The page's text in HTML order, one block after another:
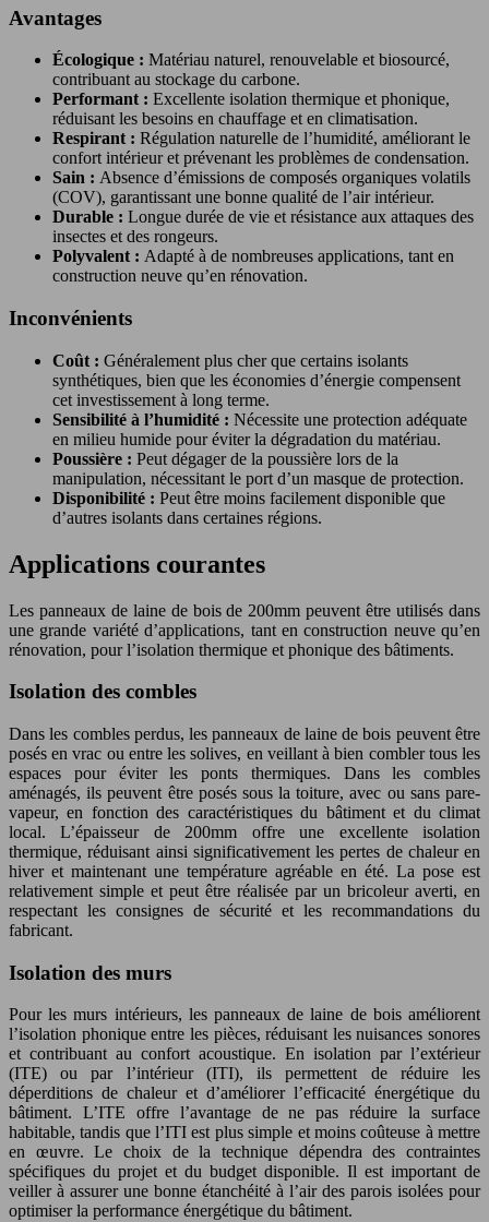
Avantages
Écologique : Matériau naturel, renouvelable et biosourcé,
contribuant au stockage du carbone.
Performant : Excellente isolation thermique et phonique,
réduisant les besoins en chauffage et en climatisation.
Respirant : Régulation naturelle de l’humidité, améliorant le
confort intérieur et prévenant les problèmes de condensation.
Sain : Absence d’émissions de composés organiques volatils
(COV), garantissant une bonne qualité de l’air intérieur.
Durable : Longue durée de vie et résistance aux attaques des
insectes et des rongeurs.
Polyvalent : Adapté à de nombreuses applications, tant en
construction neuve qu’en rénovation.
Inconvénients
Coût : Généralement plus cher que certains isolants
synthétiques, bien que les économies d’énergie compensent
cet investissement à long terme.
Sensibilité à l’humidité : Nécessite une protection adéquate
en milieu humide pour éviter la dégradation du matériau.
Poussière : Peut dégager de la poussière lors de la
manipulation, nécessitant le port d’un masque de protection.
Disponibilité : Peut être moins facilement disponible que
d’autres isolants dans certaines régions.
Applications courantes
Les panneaux de laine de bois de 200mm peuvent être utilisés dans
une grande variété d’applications, tant en construction neuve qu’en
rénovation, pour l’isolation thermique et phonique des bâtiments.
Isolation des combles
Dans les combles perdus, les panneaux de laine de bois peuvent être
posés en vrac ou entre les solives, en veillant à bien combler tous les
espaces pour éviter les ponts thermiques. Dans les combles
aménagés, ils peuvent être posés sous la toiture, avec ou sans pare-
vapeur, en fonction des caractéristiques du bâtiment et du climat
local. L’épaisseur de 200mm offre une excellente isolation
thermique, réduisant ainsi significativement les pertes de chaleur en
hiver et maintenant une température agréable en été. La pose est
relativement simple et peut être réalisée par un bricoleur averti, en
respectant les consignes de sécurité et les recommandations du
fabricant.
Isolation des murs
Pour les murs intérieurs, les panneaux de laine de bois améliorent
l’isolation phonique entre les pièces, réduisant les nuisances sonores
et contribuant au confort acoustique. En isolation par l’extérieur
(ITE) ou par l’intérieur (ITI), ils permettent de réduire les
déperditions de chaleur et d’améliorer l’efficacité énergétique du
bâtiment. L’ITE offre l’avantage de ne pas réduire la surface
habitable, tandis que l’ITI est plus simple et moins coûteuse à mettre
en œuvre. Le choix de la technique dépendra des contraintes
spécifiques du projet et du budget disponible. Il est important de
veiller à assurer une bonne étanchéité à l’air des parois isolées pour
optimiser la performance énergétique du bâtiment.